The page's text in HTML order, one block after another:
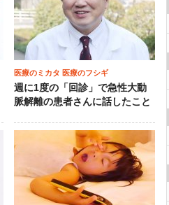
医療のミカタ 医療のフシギ
週に1度の「回診」で急性大動
脈解離の患者さんに話したこと